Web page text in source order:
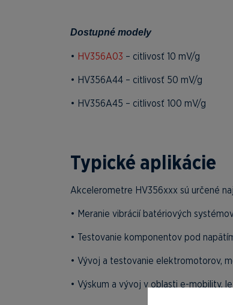
Dostupné modely
• HV356A03 – citlivosť 10 mV/g
• HV356A44 – citlivosť 50 mV/g
• HV356A45 – citlivosť 100 mV/g
Typické aplikácie
Akcelerometre HV356xxx sú určené
• Meranie vibrácií batériových
• Testovanie komponentov pod
• Vývoj a testovanie elektromotorov,
• Výskum a vývoj v oblasti e-mobility,